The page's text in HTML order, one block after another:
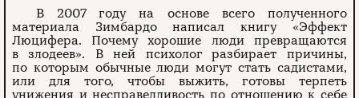
В 2007 году на основе всего полученного
материала Зимбардо написал книгу «Эффект
Люцифера. Почему хорошие люди превращаются
в злодеев». В ней психолог разбирает причины,
по которым обычные люди могут стать садистами,
или для того, чтобы выжить, готовы терпеть
унижения и несправедливость по отношению к себе